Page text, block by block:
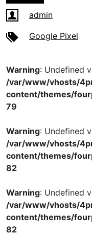
admin
Google Pixel
Warning: Undefined
/var/www/vhosts/
content/themes/
79
Warning: Undefined
/var/www/vhosts/
content/themes/
82
Warning: Undefined
/var/www/vhosts/
content/themes/
82